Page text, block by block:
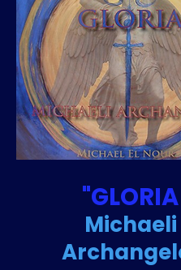
"GLORIA
Michaeli